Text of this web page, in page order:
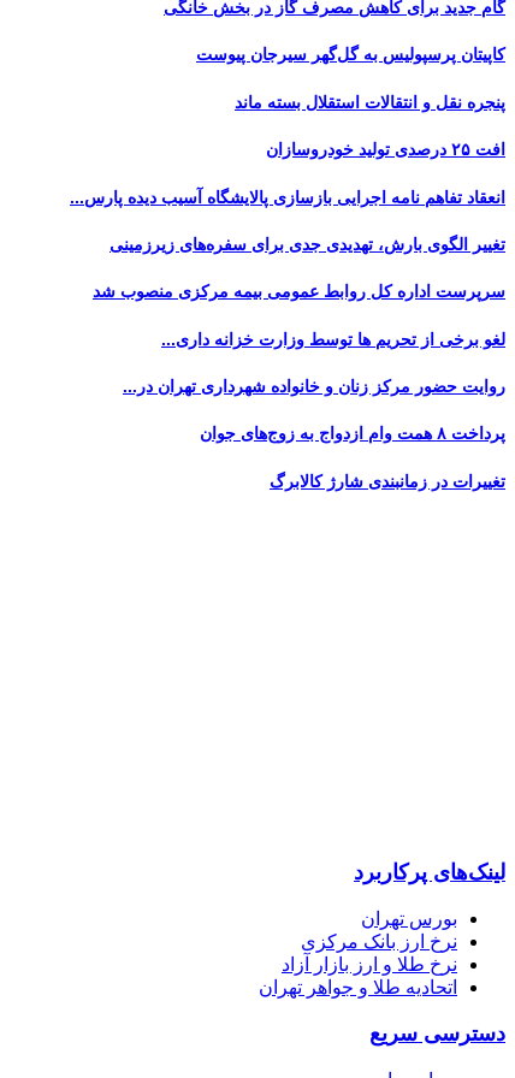
گام جدید برای کاهش مصرف گاز در بخش خانگی
کاپیتان پرسپولیس به گل‌گهر سیرجان پیوست
پنجره‌ نقل و انتقالات استقلال بسته ماند
افت ۲۵ درصدی تولید خودروسازان
انعقاد تفاهم نامه اجرایی بازسازی پالایشگاه آسیب دیده پارس...
تغییر الگوی بارش، تهدیدی جدی برای سفره‌های زیرزمینی
سرپرست اداره کل روابط عمومی بیمه مرکزی منصوب شد
لغو برخی از تحریم ها توسط وزارت خزانه داری...
روایت حضور مرکز زنان و خانواده شهرداری تهران در...
پرداخت ۸ همت وام ازدواج به زوج‌های جوان
تغییرات در زمانبندی‌ شارژ کالابرگ
لینک‌های پرکاربرد
بورس تهران
نرخ ارز بانک مرکزی
نرخ طلا و ارز بازار آزاد
اتحادیه طلا و جواهر تهران
دسترسی سریع